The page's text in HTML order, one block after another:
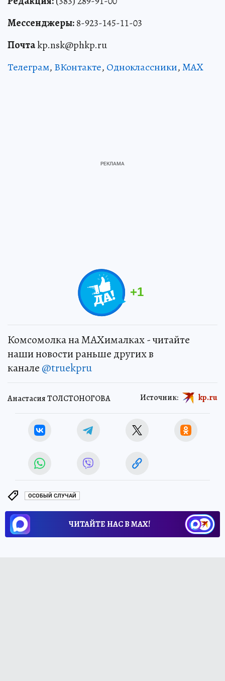
Мессенджеры:8-923-145-11-03
Почтаkp.nsk@phkp.ru
Телеграм, ВКонтакте, Одноклассники,MAX
+1
Комсомолка на MAXималках - читайте
наши новости раньше других в
канале @truekpru
Анастасия ТОЛСТОНОГОВА Источник: kp.ru
ОСОБЫЙ СЛУЧАЙ
ЧИТАЙТЕ НАС В МАХ!